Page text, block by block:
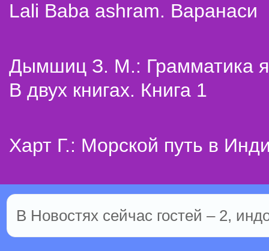
Lali Baba ashram. Варанаси
Дымшиц З. М.: Грамматика
В двух книгах. Книга 1
Харт Г.: Морской путь в
В Новостях сейчас гостей – 2,